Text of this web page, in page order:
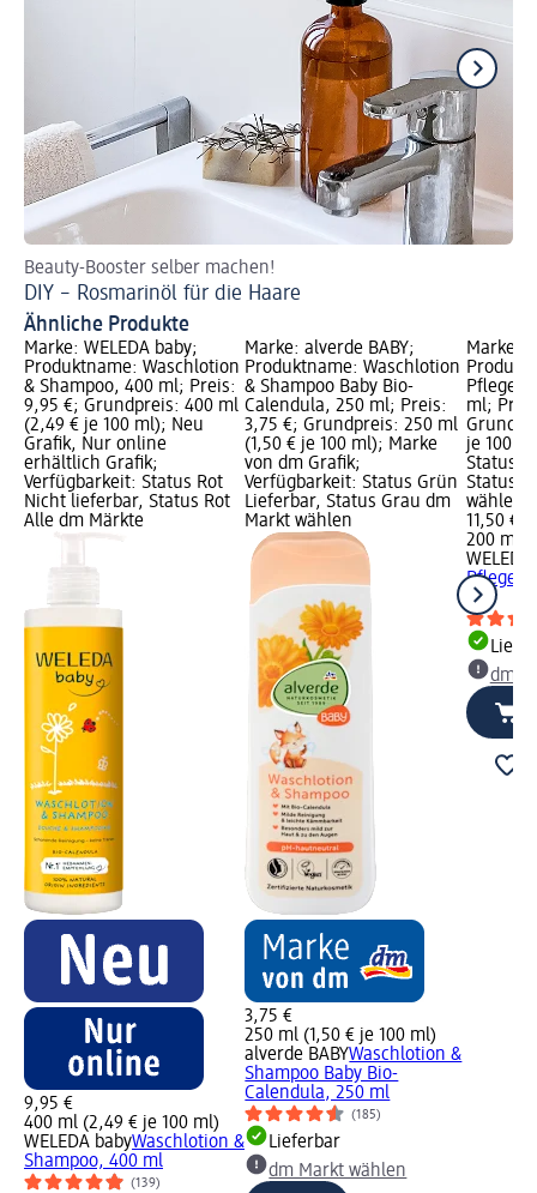
Beauty-Booster selber machen!
DIY – Rosmarinöl für die Haare
Ähnliche Produkte
Marke: WELEDA baby;
Produktname: Waschlotion
& Shampoo, 400 ml; Preis:
9,95 €; Grundpreis: 400 ml
(2,49 € je 100 ml); Neu
Grafik, Nur online
erhältlich Grafik;
Verfügbarkeit: Status Rot
Nicht lieferbar, Status Rot
Alle dm Märkte
9,95 €
400 ml (2,49 € je 100 ml)
WELEDA babyWaschlotion &
Shampoo, 400 ml
(139)
Marke: alverde BABY;
Produktname: Waschlotion
& Shampoo Baby Bio-
Calendula, 250 ml; Preis:
3,75 €; Grundpreis: 250 ml
(1,50 € je 100 ml); Marke
von dm Grafik;
Verfügbarkeit: Status Grün
Lieferbar, Status Grau dm
Markt wählen
3,75 €
250 ml (1,50 € je 100 ml)
alverde BABYWaschlotion &
Shampoo Baby Bio-
Calendula, 250 ml
(185)
Lieferbar
dm Markt wählen
Marke:
ml;
je 100
Status
Status
wählen
11,50 €
200 ml
ml
dm